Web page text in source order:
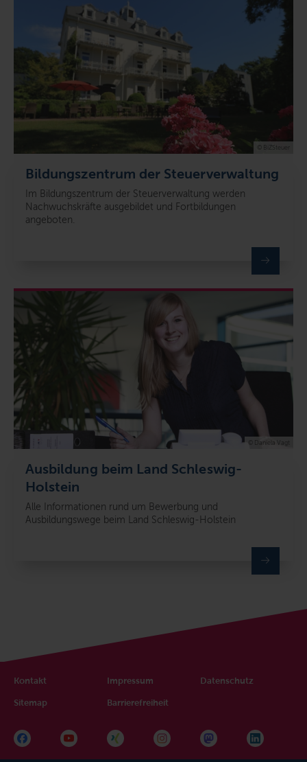
Bildungszentrum der Steuerverwaltung
Im Bildungszentrum der Steuerverwaltung werden
Nachwuchskräfte ausgebildet und Fortbildungen
angeboten.
© BiZSteuer
Ausbildung beim Land Schleswig-
Holstein
Alle Informationen rund um Bewerbung und
Ausbildungswege beim Land Schleswig-Holstein
© Daniela Vagt
Kontakt Impressum Datenschutz
Sitemap Barrierefreiheit